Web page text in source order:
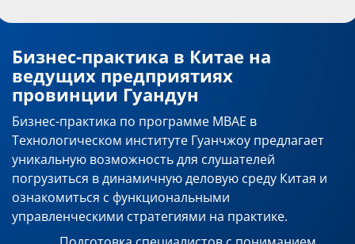
Бизнес-практика в Китае на
ведущих предприятиях
провинции Гуандун
Бизнес-практика по программе MBAE в
Технологическом институте Гуанчжоу предлагает
уникальную возможность для слушателей
погрузиться в динамичную деловую среду Китая и
ознакомиться с функциональными
управленческими стратегиями на практике.